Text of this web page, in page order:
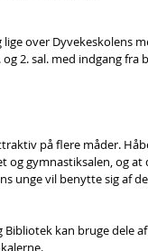
over Dyvekeskolens
2. sal. med indgang
på flere måder.
gymnastiksalen, og
unge vil benytte sig af
Bibliotek kan bruge dele